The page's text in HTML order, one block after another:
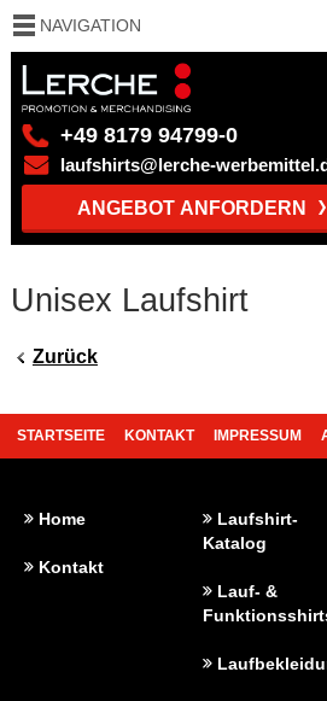
+49 8179 94799-0
laufshirts@lerche-
ANGEBOT ANFORDERN
NAVIGATION
Unisex Laufshirt
Zurück
STARTSEITE KONTAKT IMPRESSUM
Home
Kontakt
Laufshirt-
Katalog
Lauf- &